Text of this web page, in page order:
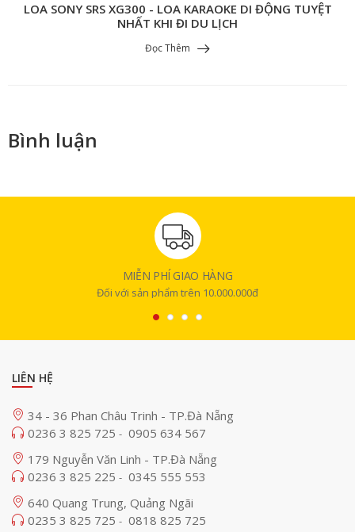
LOA SONY SRS XG300 - LOA KARAOKE DI ĐỘNG TUYỆT
NHẤT KHI ĐI DU LỊCH
Đọc Thêm
Bình luận
MIỄN PHÍ GIAO HÀNG
Đối với sản phẩm trên 10.000.000đ
LIÊN HỆ
34 - 36 Phan Châu Trinh - TP.Đà Nẵng
0236 3 825 725 - 0905 634 567
179 Nguyễn Văn Linh - TP.Đà Nẵng
0236 3 825 225 - 0345 555 553
640 Quang Trung, Quảng Ngãi
0235 3 825 725 - 0818 825 725